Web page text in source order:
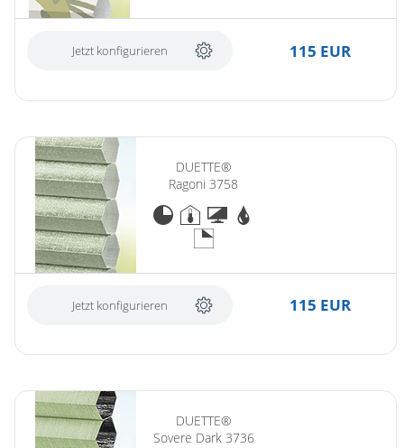
Jetzt konfigurieren 115 EUR
DUETTE®
Ragoni 3758
Jetzt konfigurieren 115 EUR
DUETTE®
Sovere Dark 3736